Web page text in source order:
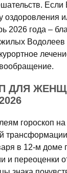
оздоровления
2026 года –
ДЛЯ
гороскоп на
в 12-м доме
и переоценки